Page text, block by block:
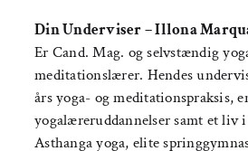
Din Underviser – Illona
Er Cand. Mag. og selvstændig
meditationslærer. Hendes
års yoga- og meditationspraksis,
yogalæreruddannelser samt et liv
Asthanga yoga, elite